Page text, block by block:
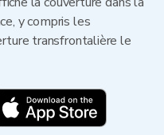
y compris les
transfrontalière le